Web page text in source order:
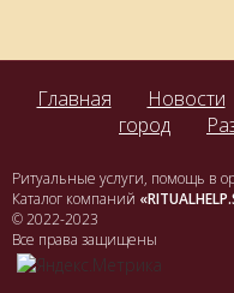
Главная Новости
город
Ритуальные услуги, помощь в
Каталог компаний
© 2022-2023
Все права защищены